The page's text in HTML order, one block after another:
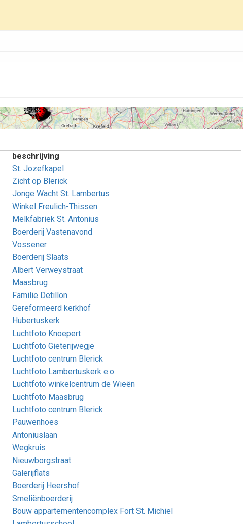
beschrijving
St. Jozefkapel
Zicht op Blerick
Jonge Wacht St. Lambertus
Winkel Freulich-Thissen
Melkfabriek St. Antonius
Boerderij Vastenavond
Vossener
Boerderij Slaats
Albert Verweystraat
Maasbrug
Familie Detillon
Gereformeerd kerkhof
Hubertuskerk
Luchtfoto Knoepert
Luchtfoto Gieterijwegje
Luchtfoto centrum Blerick
Luchtfoto Lambertuskerk e.o.
Luchtfoto winkelcentrum de Wieën
Luchtfoto Maasbrug
Luchtfoto centrum Blerick
Pauwenhoes
Antoniuslaan
Wegkruis
Nieuwborgstraat
Galerijflats
Boerderij Heershof
Smeliënboerderij
Bouw appartementencomplex Fort St. Michiel